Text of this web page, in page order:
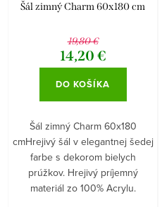
Šál zimný Charm 60x180 cm
19,80 €
14,20 €
DO KOŠÍKA
Šál zimný Charm 60x180
cmHrejivý šál v elegantnej šedej
farbe s dekorom bielych
prúžkov. Hrejivý príjemný
materiál zo 100% Acrylu.